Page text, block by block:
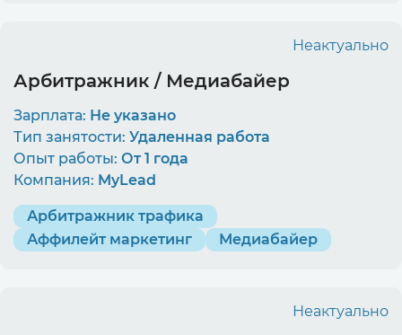
Арбитражник / Медиабайер
Неактуально
Зарплата: Не указано
Тип занятости: Удаленная работа
Опыт работы: От 1 года
Компания: MyLead
Арбитражник трафика
Аффилейт маркетинг
Медиабайер
Неактуально